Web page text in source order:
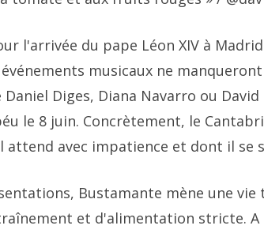
l'arrivée du pape Léon XIV à
musicaux ne
Diges, Diana Navarro ou
le 8 juin. Concrètement, le
avec impatience et dont il se
Bustamante mène une vie
et d'alimentation stricte. A